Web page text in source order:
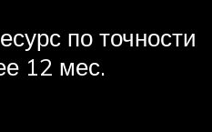
по точности
12 мес.